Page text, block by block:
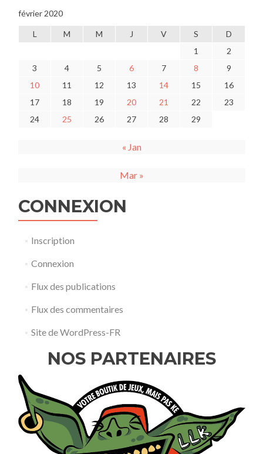
février 2020
L M M J V S
D
1
2
3
4 5 6 7 8
9
10
11 12 13 14 15
16
17
18 19 20 21 22
23
24
25 26 27 28 29
« Jan
Mar »
CONNEXION
Inscription
Connexion
Flux des publications
Flux des commentaires
Site de WordPress-FR
NOS PARTENAIRES